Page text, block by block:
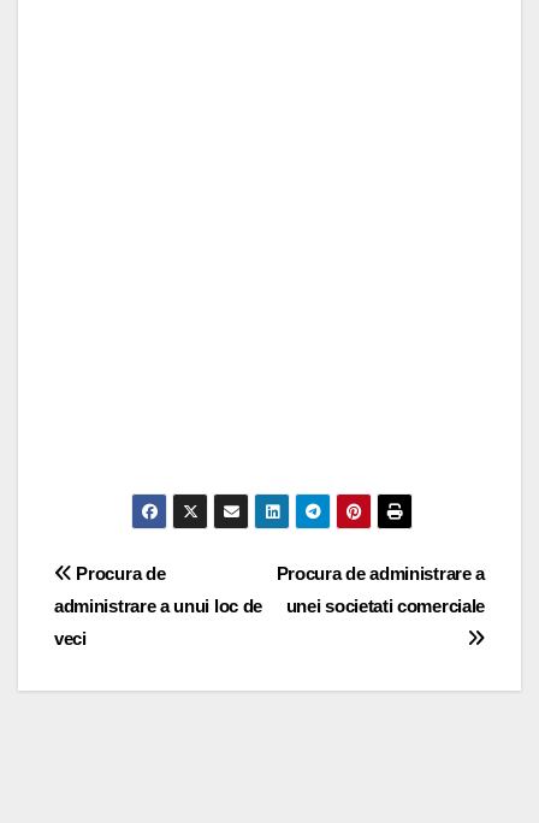
Post
navigation
Procura de administrare a
unei societati comerciale
Procura de
administrare a unui loc de
veci